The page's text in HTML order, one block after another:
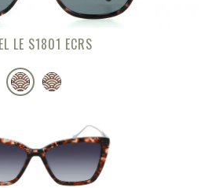
LE S1801 ECRS